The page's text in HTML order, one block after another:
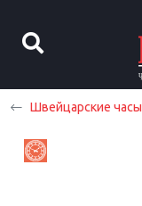
Швейцарские часы